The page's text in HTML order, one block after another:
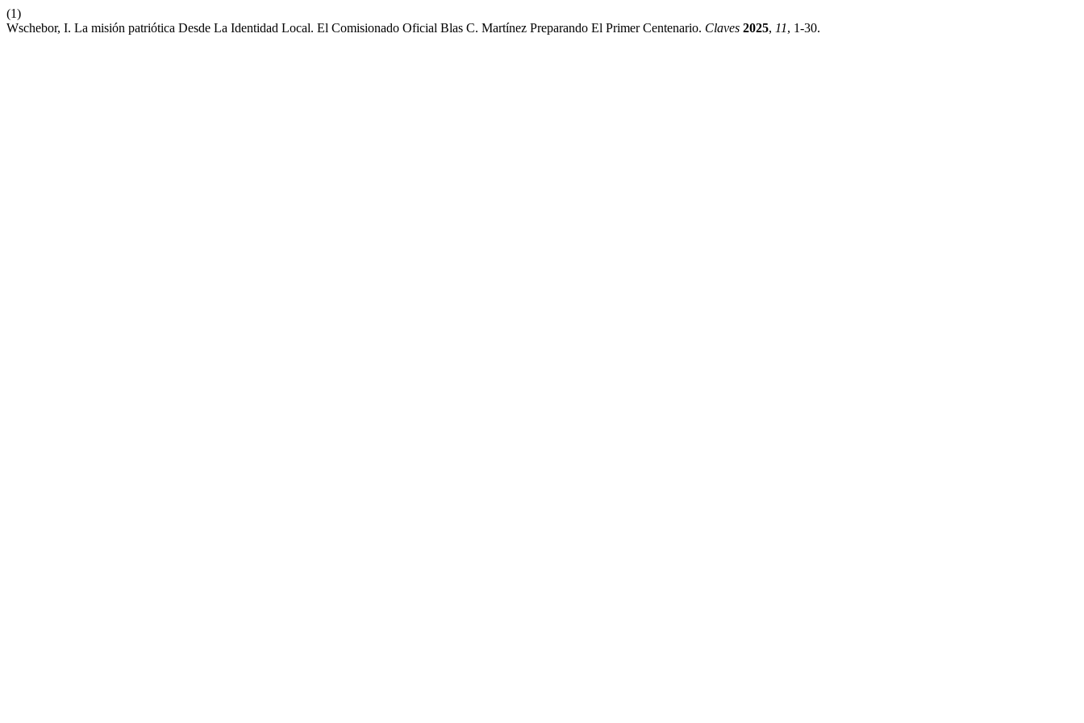
(1)
Wschebor, I. La misión patriótica Desde La Identidad Local. El Comisionado Oficial Blas C. Martínez Preparando El Primer Centenario. Claves 2025, 11, 1-30.